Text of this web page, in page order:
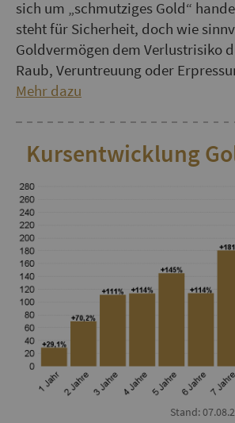
sich um „schmutziges Gold“
steht für Sicherheit, doch wie
Goldvermögen dem Verlustrisiko
Raub, Veruntreuung oder
Mehr dazu
Kursentwicklung
Stand: